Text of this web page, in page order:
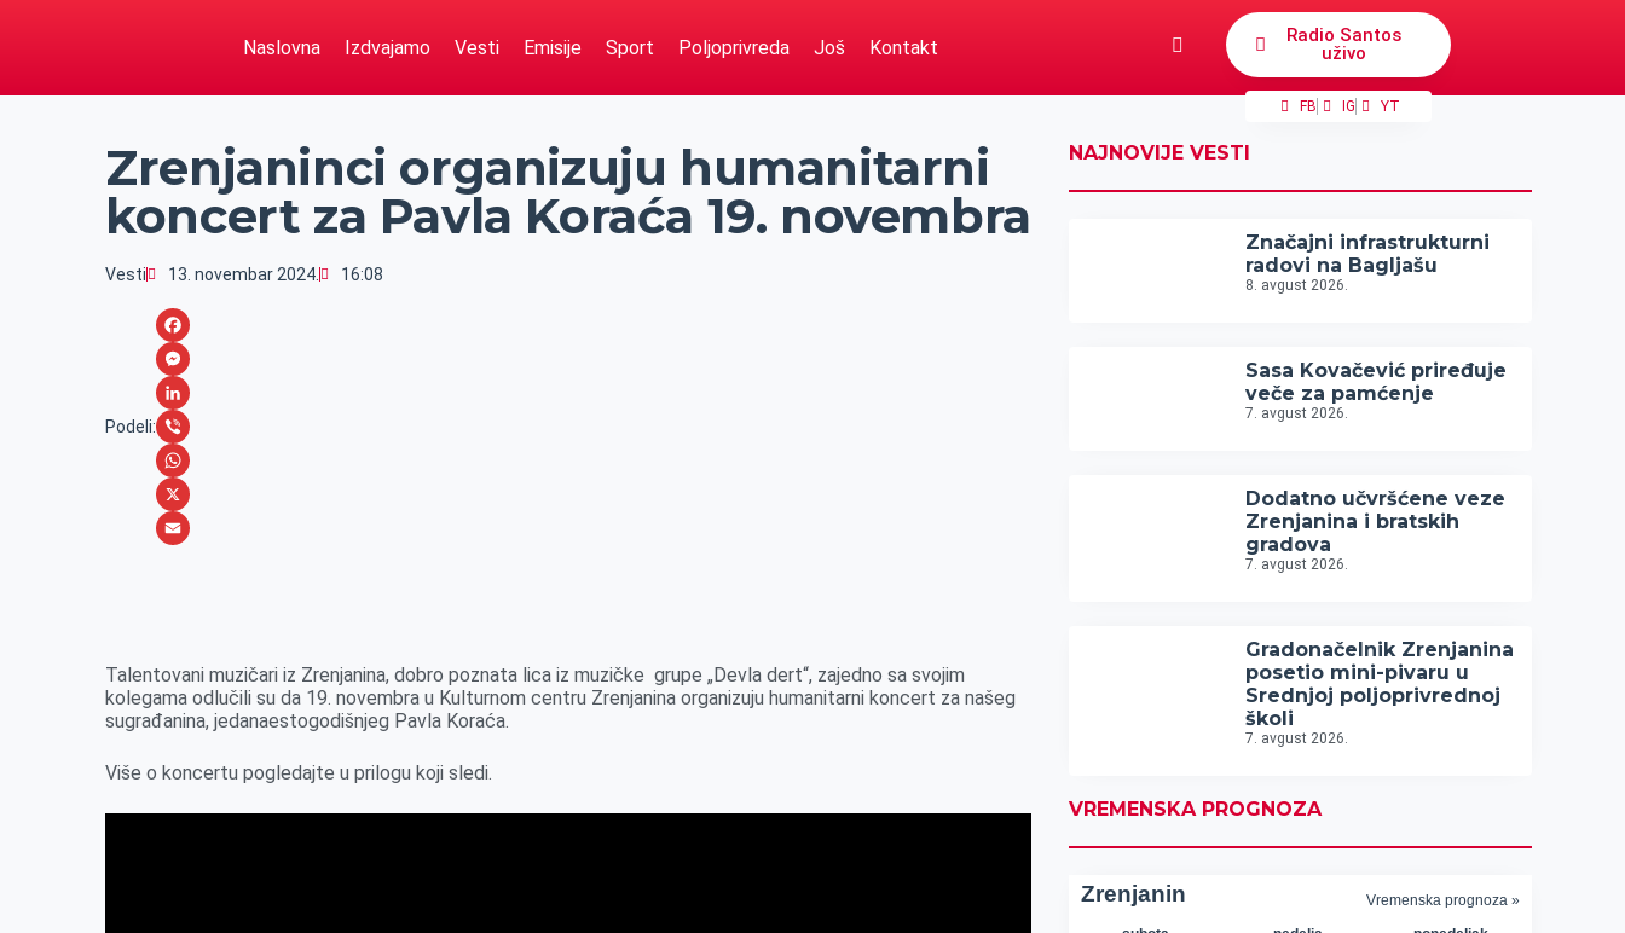
Naslovna Izdvajamo Vesti Emisije Sport Poljoprivreda Još Kontakt
Radio Santos
uživo
FB IG YT
Zrenjaninci organizuju humanitarni
koncert za Pavla Koraća 19. novembra
Vesti 13. novembar 2024. 16:08
Podeli:
F
a
c
e
b
o
M
e
s
s
e
L
i
n
k
V
i
b
W
h
p
p
X
l
Talentovani muzičari iz Zrenjanina, dobro poznata lica iz muzičke grupe „Devla dert“, zajedno sa svojim
kolegama odlučili su da 19. novembra u Kulturnom centru Zrenjanina organizuju humanitarni koncert za našeg
sugrađanina, jedanaestogodišnjeg Pavla Koraća.
Više o koncertu pogledajte u prilogu koji sledi.
NAJNOVIJE VESTI
Značajni infrastrukturni
radovi na Bagljašu
8. avgust 2026.
Sasa Kovačević priređuje
veče za pamćenje
7. avgust 2026.
Dodatno učvršćene veze
Zrenjanina i bratskih
gradova
7. avgust 2026.
Gradonačelnik Zrenjanina
posetio mini-pivaru u
Srednjoj poljoprivrednoj
školi
7. avgust 2026.
VREMENSKA PROGNOZA